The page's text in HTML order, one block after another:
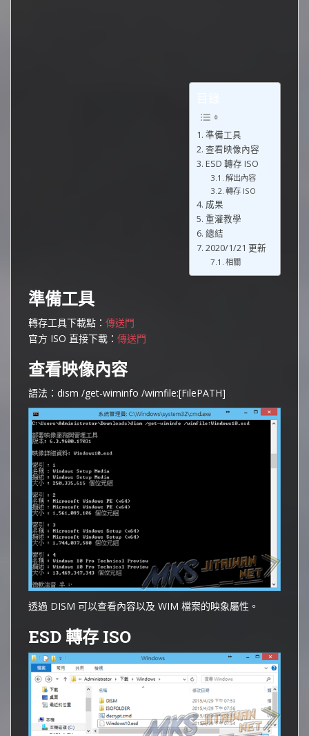
準備工具
查看映像內容
ESD 轉存 ISO
解出內容
轉存 ISO
成果
重灌教學
總結
2020/1/21 更新
相關
準備工具
轉存工具下載點： 傳送門
官方 ISO 直接下載： 傳送門
查看映像內容
語法：dism /get-wiminfo /wimfile:[FilePATH]
透過 DISM 可以查看內容以及 WIM 檔案的映象屬性。
ESD 轉存 ISO